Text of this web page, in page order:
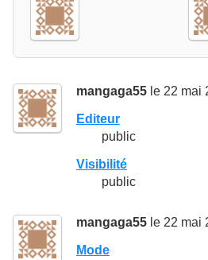
mangaga55 le 22 mai
Editeur
public
Visibilité
public
mangaga55 le 22 mai
Mode